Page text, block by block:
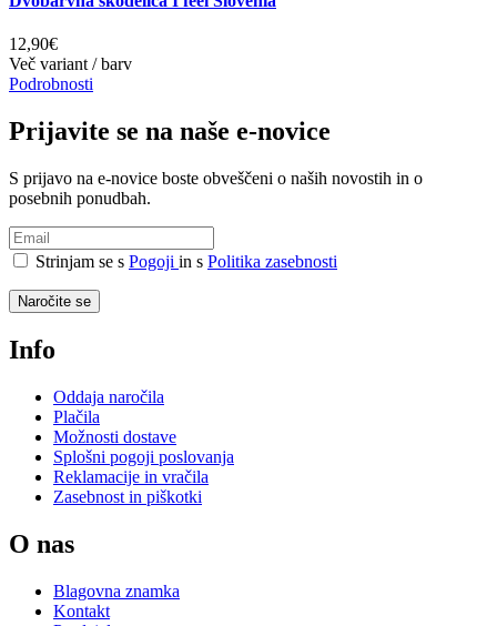
12,90€
Več variant / barv
Podrobnosti
Prijavite se na naše e-novice
S prijavo na e-novice boste obveščeni o naših novostih in o
posebnih ponudbah.
Strinjam se s Pogoji in s Politika zasebnosti
Naročite se
Info
Oddaja naročila
Plačila
Možnosti dostave
Splošni pogoji poslovanja
Reklamacije in vračila
Zasebnost in piškotki
O nas
Blagovna znamka
Kontakt